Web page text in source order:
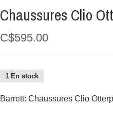
Chaussures Clio
C$595.00
1 En stock
Barrett: Chaussures Clio